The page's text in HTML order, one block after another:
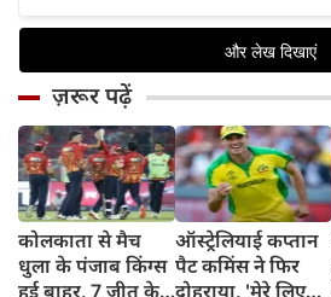
ज़रूर पढ़ें
कोलकाता से मैच
धुला के पंजाब किंग्स
हुई बाहर, 7 जीत के
ऑस्ट्रेलियाई कप्तान
पैट कमिंस ने फिर
दोहराया, 'मेरे लिए